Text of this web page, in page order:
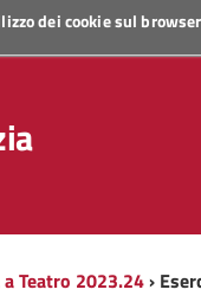
dei cookie sul
a Teatro 2023.24›